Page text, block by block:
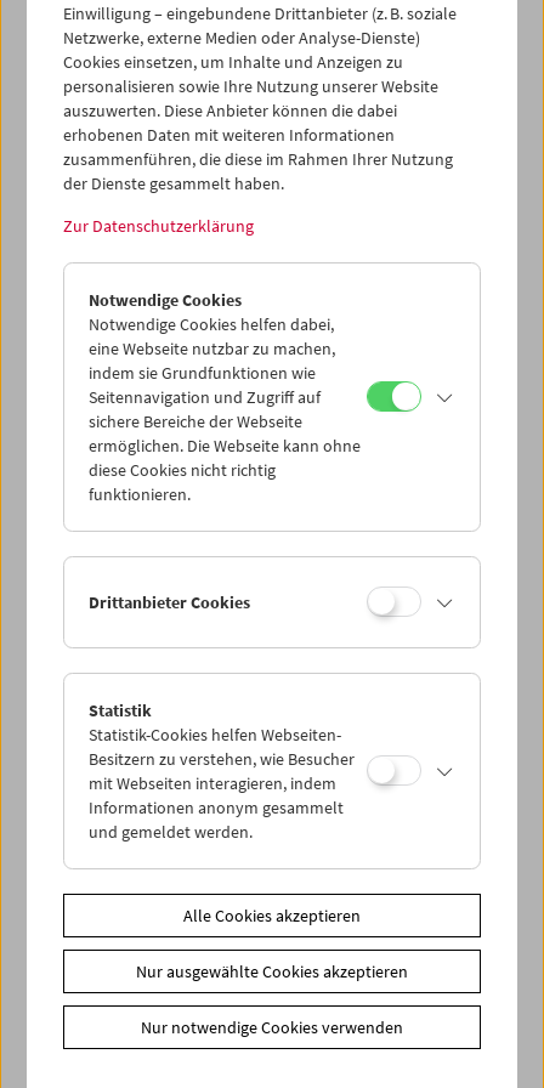
Ticketkorb Kauf
Leer
Ticketkorb Reservierung
> Weitere Karten hinzufügen / Spielplan
Ticketpreise: MitgliederEUR 5,50ohne Mitgliedschaft
EUR 10,50
Ihre Mitgliedschaft und Ihren Zehnerblock nutzen.
Ermäßigte Tickets, nonstop- und weitere Freikarten
können online nur reserviert werden. Die Ausgabe erfolgt
ausschließlich an der Kassa.
Weitere Informationen zu unseren Tickets und
Vorschau Sept / Okt 2026
Regelmäßige Programme
Programmarchiv
Einwilligung – eingebundene Drittanbieter (z. B. soziale
Netzwerke, externe Medien oder Analyse-Dienste)
Cookies einsetzen, um Inhalte und Anzeigen zu
personalisieren sowie Ihre Nutzung unserer Website
auszuwerten. Diese Anbieter können die dabei
erhobenen Daten mit weiteren Informationen
zusammenführen, die diese im Rahmen Ihrer Nutzung
der Dienste gesammelt haben.
Zur Datenschutzerklärung
Notwendige Cookies
Notwendige Cookies helfen dabei,
eine Webseite nutzbar zu machen,
indem sie Grundfunktionen wie
Seitennavigation und Zugriff auf
sichere Bereiche der Webseite
ermöglichen. Die Webseite kann ohne
diese Cookies nicht richtig
funktionieren.
Drittanbieter Cookies
Statistik
Statistik-Cookies helfen Webseiten-
Besitzern zu verstehen, wie Besucher
mit Webseiten interagieren, indem
Informationen anonym gesammelt
und gemeldet werden.
Alle Cookies akzeptieren
Nur ausgewählte Cookies akzeptieren
Nur notwendige Cookies verwenden